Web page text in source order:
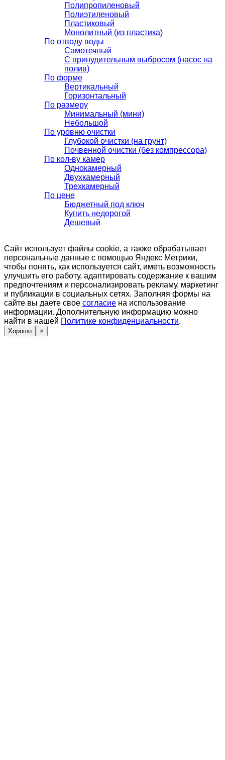
Полипропиленовый
Полиэтиленовый
Пластиковый
Монолитный (из пластика)
По отводу воды
Самотечный
С принудительным выбросом (насос на
полив)
По форме
Вертикальный
Горизонтальный
По размеру
Минимальный (мини)
Небольшой
По уровню очистки
Глубокой очистки (на грунт)
Почвенной очистки (без компрессора)
По кол-ву камер
Однокамерный
Двухкамерный
Трехкамерный
По цене
Бюджетный под ключ
Купить недорогой
Дешевый
Сайт использует файлы cookie, а также обрабатывает
персональные данные с помощью Яндекс Метрики,
чтобы понять, как используется сайт, иметь возможность
улучшить его работу, адаптировать содержание к вашим
предпочтениям и персонализировать рекламу, маркетинг
и публикации в социальных сетях. Заполняя формы на
сайте вы даете свое согласие на использование
информации. Дополнительную информацию можно
найти в нашей Политике конфиденциальности.
Хорошо ×